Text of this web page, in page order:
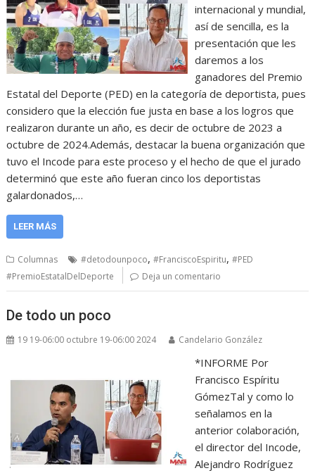
internacional y mundial,
así de sencilla, es la
presentación que les
daremos a los
ganadores del Premio
Estatal del Deporte (PED) en la categoría de deportista, pues
considero que la elección fue justa en base a los logros que
realizaron durante un año, es decir de octubre de 2023 a
octubre de 2024.Además, destacar la buena organización que
tuvo el Incode para este proceso y el hecho de que el jurado
determinó que este año fueran cinco los deportistas
galardonados,…
LEER MÁS
Columnas #detodounpoco,#FranciscoEspiritu,#PED
#PremioEstatalDelDeporte
Deja un comentario
De todo un poco
19 19-06:00 octubre 19-06:00 2024 Candelario González
*INFORME Por
Francisco Espíritu
GómezTal y como lo
señalamos en la
anterior colaboración,
el director del Incode,
Alejandro Rodríguez